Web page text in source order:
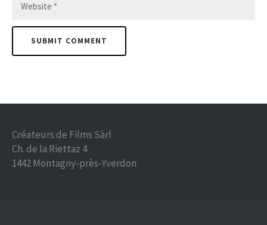
Créateurs de Films Sàrl
Ch. de la Riettaz 4
1442 Montagny-près-Yverdon